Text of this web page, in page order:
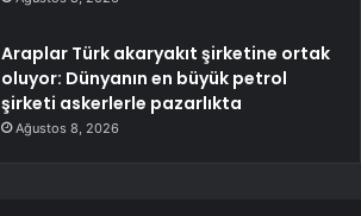
Araplar Türk akaryakıt şirketine ortak
oluyor: Dünyanın en büyük petrol
şirketi askerlerle pazarlıkta
Ağustos 8, 2026